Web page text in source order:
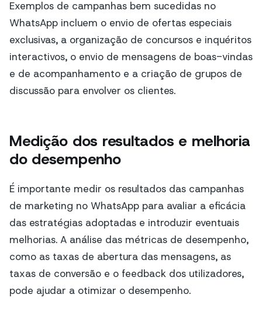
Exemplos de campanhas bem sucedidas no
WhatsApp incluem o envio de ofertas especiais
exclusivas, a organização de concursos e inquéritos
interactivos, o envio de mensagens de boas-vindas
e de acompanhamento e a criação de grupos de
discussão para envolver os clientes.
Medição dos resultados e melhoria
do desempenho
É importante medir os resultados das campanhas
de marketing no WhatsApp para avaliar a eficácia
das estratégias adoptadas e introduzir eventuais
melhorias. A análise das métricas de desempenho,
como as taxas de abertura das mensagens, as
taxas de conversão e o feedback dos utilizadores,
pode ajudar a otimizar o desempenho.